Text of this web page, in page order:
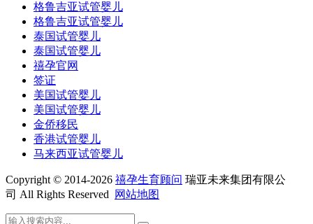
格鲁吉亚试管婴儿
格鲁吉亚试管婴儿
泰国试管婴儿
泰国试管婴儿
禧孕官网
签证
美国试管婴儿
美国试管婴儿
金侨移民
香港试管婴儿
马来西亚试管婴儿
Copyright © 2014-2026 禧孕生育顾问 瑞亚未来集团有限公
司 All Rights Reserved
网站地图